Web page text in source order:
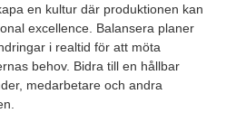
en kultur där produktionen kan
excellence. Balansera planer
i realtid för att möta
behov. Bidra till en hållbar
medarbetare och andra